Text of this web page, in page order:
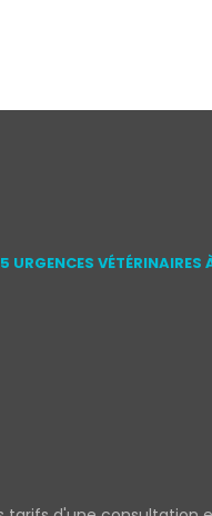
URGENCES VÉTÉRINAIRES